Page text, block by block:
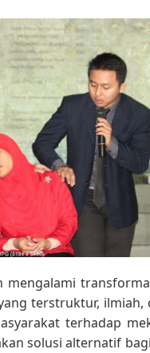
mengalami
terstruktur, ilmiah,
terhadap
solusi alternatif